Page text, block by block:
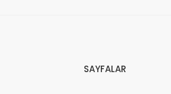
SAYFALAR